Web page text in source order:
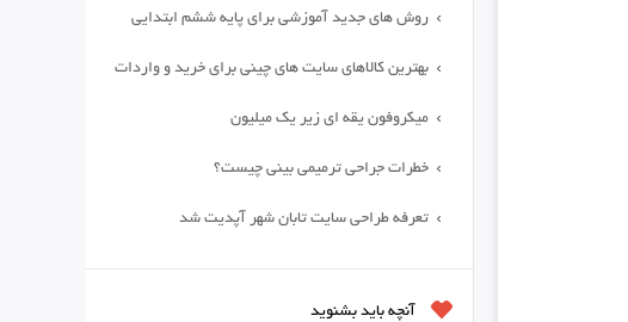
روش های جدید آموزشی برای پایه ششم ابتدایی
بهترین کالاهای سایت های چینی برای خرید و واردات
میکروفون یقه ای زیر یک میلیون
خطرات جراحی ترمیمی بینی چیست؟
تعرفه طراحی سایت تابان شهر آپدیت شد
آنچه باید بشنوید